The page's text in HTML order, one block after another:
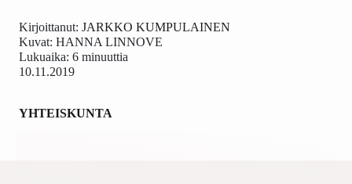
10.11.2019
Kirjoittanut: JARKKO KUMPULAINEN
Kuvat: HANNA LINNOVE
Lukuaika: 6 minuuttia
YHTEISKUNTA